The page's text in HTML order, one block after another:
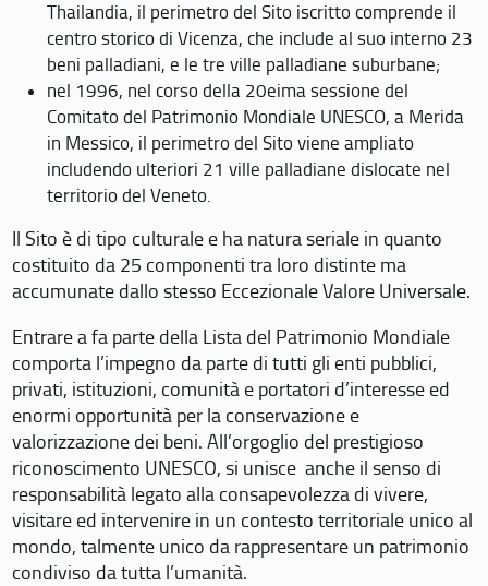
Thailandia, il perimetro del Sito iscritto comprende il
centro storico di Vicenza, che include al suo interno 23
beni palladiani, e le tre ville palladiane suburbane;
nel 1996, nel corso della 20eima sessione del
Comitato del Patrimonio Mondiale UNESCO, a Merida
in Messico, il perimetro del Sito viene ampliato
includendo ulteriori 21 ville palladiane dislocate nel
territorio del Veneto.
Il Sito è di tipo culturale e ha natura seriale in quanto
costituito da 25 componenti tra loro distinte ma
accumunate dallo stesso Eccezionale Valore Universale.
Entrare a fa parte della Lista del Patrimonio Mondiale
comporta l’impegno da parte di tutti gli enti pubblici,
privati, istituzioni, comunità e portatori d’interesse ed
enormi opportunità per la conservazione e
valorizzazione dei beni. All’orgoglio del prestigioso
riconoscimento UNESCO, si unisce anche il senso di
responsabilità legato alla consapevolezza di vivere,
visitare ed intervenire in un contesto territoriale unico al
mondo, talmente unico da rappresentare un patrimonio
condiviso da tutta l’umanità.